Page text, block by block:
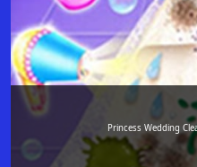
Princess Wedding